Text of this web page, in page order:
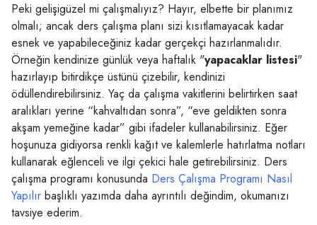
Peki gelişigüzel mi çalışmalıyız? Hayır, elbette bir planımız
olmalı; ancak ders çalışma planı sizi kısıtlamayacak kadar
esnek ve yapabileceğiniz kadar gerçekçi hazırlanmalıdır.
Örneğin kendinize günlük veya haftalık "yapacaklar listesi"
hazırlayıp bitirdikçe üstünü çizebilir, kendinizi
ödüllendirebilirsiniz. Yaç da çalışma vakitlerini belirtirken saat
aralıkları yerine “kahvaltıdan sonra”, “eve geldikten sonra
akşam yemeğine kadar” gibi ifadeler kullanabilirsiniz. Eğer
hoşunuza gidiyorsa renkli kağıt ve kalemlerle hatırlatma notları
kullanarak eğlenceli ve ilgi çekici hale getirebilirsiniz. Ders
çalışma programı konusunda Ders Çalışma Programı Nasıl
Yapılır başlıklı yazımda daha ayrıntılı değindim, okumanızı
tavsiye ederim.